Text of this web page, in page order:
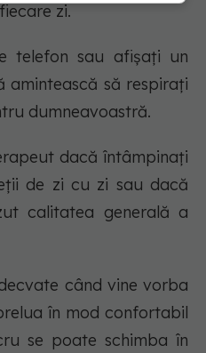
zi.
telefon sau afișați un
amintească să respirați
dumneavoastră.
dacă întâmpinați
de zi cu zi sau dacă
calitatea generală a
când vine vorba
în mod confortabil
se poate schimba în